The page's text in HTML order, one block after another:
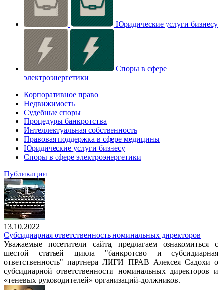
Юридические услуги бизнесу
Споры в сфере
электроэнергетики
Корпоративное право
Недвижимость
Судебные споры
Процедуры банкротства
Интеллектуальная собственность
Правовая поддержка в сфере медицины
Юридические услуги бизнесу
Споры в сфере электроэнергетики
Публикации
13.10.2022
Субсидиарная ответственность номинальных директоров
Уважаемые посетители сайта, предлагаем ознакомиться с
шестой статьей цикла "банкротсво и субсидиарная
ответственность" партнера ЛИГИ ПРАВ Алексея Садохи о
субсидиарной ответственности номинальных директоров и
«теневых руководителей» организаций-должников.